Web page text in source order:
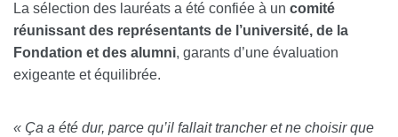
La sélection des lauréats a été confiée à un comité
réunissant des représentants de l’université, de la
Fondation et des alumni, garants d’une évaluation
exigeante et équilibrée.
« Ça a été dur, parce qu’il fallait trancher et ne choisir que